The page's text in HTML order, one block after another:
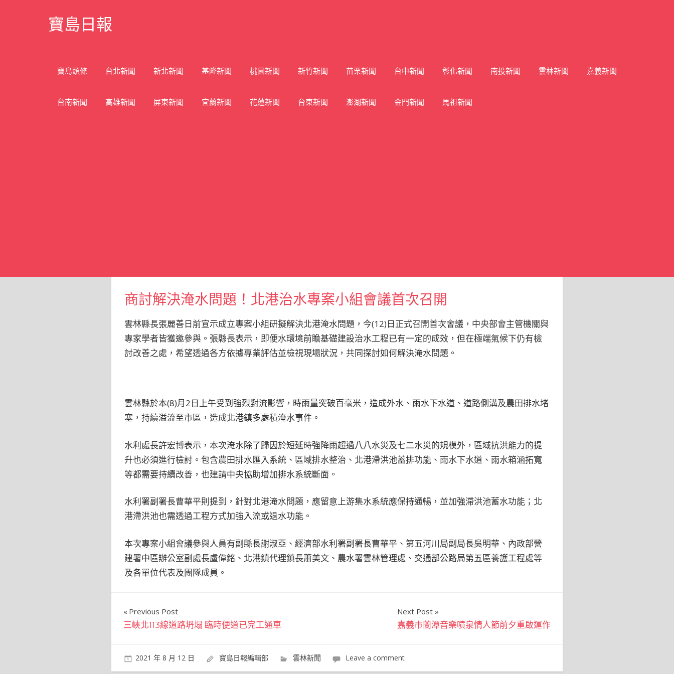
寶島日報
寶島頭條 台北新聞 新北新聞 基隆新聞 桃園新聞 新竹新聞 苗栗新聞 台中新聞 彰化新聞 南投新聞 雲林新聞 嘉義新聞
台南新聞 高雄新聞 屏東新聞 宜蘭新聞 花蓮新聞 台東新聞 澎湖新聞 金門新聞 馬祖新聞
商討解決淹水問題！北港治水專案小組會議首次召開
雲林縣長張麗善日前宣示成立專案小組研擬解決北港淹水問題，今(12)日正式召開首次會議，中央部會主管機關與
專家學者皆獲邀參與。張縣長表示，即便水環境前瞻基礎建設治水工程已有一定的成效，但在極端氣候下仍有檢
討改善之處，希望透過各方依據專業評估並檢視現場狀況，共同探討如何解決淹水問題。
雲林縣於本(8)月2日上午受到強烈對流影響，時雨量突破百毫米，造成外水、雨水下水道、道路側溝及農田排水堵
塞，持續溢流至市區，造成北港鎮多處積淹水事件。
水利處長許宏博表示，本次淹水除了歸因於短延時強降雨超過八八水災及七二水災的規模外，區域抗洪能力的提
升也必須進行檢討。包含農田排水匯入系統、區域排水整治、北港滯洪池蓄排功能、雨水下水道、雨水箱涵拓寬
等都需要持續改善，也建請中央協助增加排水系統斷面。
水利署副署長曹華平則提到，針對北港淹水問題，應留意上游集水系統應保持通暢，並加強滯洪池蓄水功能；北
港滯洪池也需透過工程方式加強入流或退水功能。
本次專案小組會議參與人員有副縣長謝淑亞、經濟部水利署副署長曹華平、第五河川局副局長吳明華、內政部營
建署中區辦公室副處長盧偉銘、北港鎮代理鎮長蕭美文、農水署雲林管理處、交通部公路局第五區養護工程處等
及各單位代表及團隊成員。
文
章
導
Previous Post
三峽北113線道路坍塌 臨時便道已完工通車
Next Post
嘉義市蘭潭音樂噴泉情人節前夕重啟運作
2021 年 8 月 12 日 寶島日報編輯部 雲林新聞 Leave a comment